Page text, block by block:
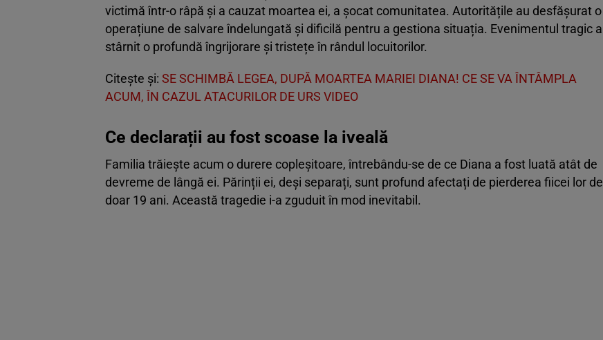
victimă într-o râpă și a cauzat moartea ei, a șocat comunitatea. Autoritățile au desfășurat o
operațiune de salvare îndelungată și dificilă pentru a gestiona situația. Evenimentul tragic a
stârnit o profundă îngrijorare și tristețe în rândul locuitorilor.
Citește și: SE SCHIMBĂ LEGEA, DUPĂ MOARTEA MARIEI DIANA! CE SE VA ÎNTÂMPLA
ACUM, ÎN CAZUL ATACURILOR DE URS VIDEO
Ce declarații au fost scoase la iveală
Familia trăiește acum o durere copleșitoare, întrebându-se de ce Diana a fost luată atât de
devreme de lângă ei. Părinții ei, deși separați, sunt profund afectați de pierderea fiicei lor de
doar 19 ani. Această tragedie i-a zguduit în mod inevitabil.